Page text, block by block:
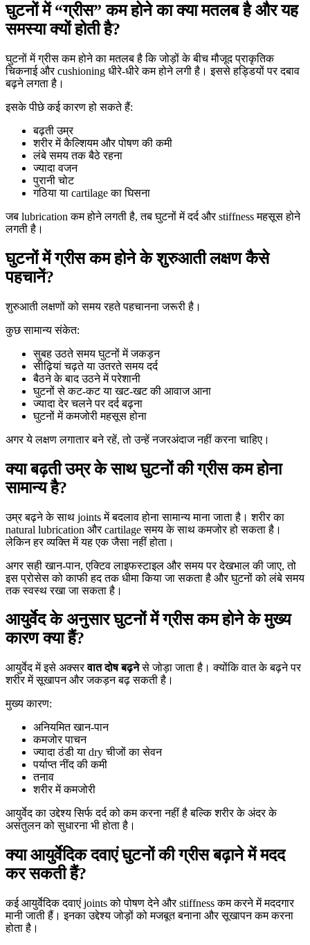
घुटनों में “ग्रीस” कम होने का क्या मतलब है और यह
समस्या क्यों होती है?
घुटनों में ग्रीस कम होने का मतलब है कि जोड़ों के बीच मौजूद प्राकृतिक
चिकनाई और cushioning धीरे-धीरे कम होने लगी है। इससे हड्डियों पर दबाव
बढ़ने लगता है।
इसके पीछे कई कारण हो सकते हैं:
बढ़ती उम्र
शरीर में कैल्शियम और पोषण की कमी
लंबे समय तक बैठे रहना
ज्यादा वजन
पुरानी चोट
गठिया या cartilage का घिसना
जब lubrication कम होने लगती है, तब घुटनों में दर्द और stiffness महसूस होने
लगती है।
घुटनों में ग्रीस कम होने के शुरुआती लक्षण कैसे
पहचानें?
शुरुआती लक्षणों को समय रहते पहचानना जरूरी है।
कुछ सामान्य संकेत:
सुबह उठते समय घुटनों में जकड़न
सीढ़ियां चढ़ते या उतरते समय दर्द
बैठने के बाद उठने में परेशानी
घुटनों से कट-कट या खट-खट की आवाज आना
ज्यादा देर चलने पर दर्द बढ़ना
घुटनों में कमजोरी महसूस होना
अगर ये लक्षण लगातार बने रहें, तो उन्हें नजरअंदाज नहीं करना चाहिए।
क्या बढ़ती उम्र के साथ घुटनों की ग्रीस कम होना
सामान्य है?
उम्र बढ़ने के साथ joints में बदलाव होना सामान्य माना जाता है। शरीर का
natural lubrication और cartilage समय के साथ कमजोर हो सकता है।
लेकिन हर व्यक्ति में यह एक जैसा नहीं होता।
अगर सही खान-पान, एक्टिव लाइफस्टाइल और समय पर देखभाल की जाए, तो
इस प्रोसेस को काफी हद तक धीमा किया जा सकता है और घुटनों को लंबे समय
तक स्वस्थ रखा जा सकता है।
आयुर्वेद के अनुसार घुटनों में ग्रीस कम होने के मुख्य
कारण क्या हैं?
आयुर्वेद में इसे अक्सरवात दोष बढ़नेसे जोड़ा जाता है। क्योंकि वात के बढ़ने पर
शरीर में सूखापन और जकड़न बढ़ सकती है।
मुख्य कारण:
अनियमित खान-पान
कमजोर पाचन
ज्यादा ठंडी या dry चीजों का सेवन
पर्याप्त नींद की कमी
तनाव
शरीर में कमजोरी
आयुर्वेद का उद्देश्य सिर्फ दर्द को कम करना नहीं है बल्कि शरीर के अंदर के
असंतुलन को सुधारना भी होता है।
क्या आयुर्वेदिक दवाएं घुटनों की ग्रीस बढ़ाने में मदद
कर सकती हैं?
कई आयुर्वेदिक दवाएं joints को पोषण देने और stiffness कम करने में मददगार
मानी जाती हैं। इनका उद्देश्य जोड़ों को मजबूत बनाना और सूखापन कम करना
होता है।